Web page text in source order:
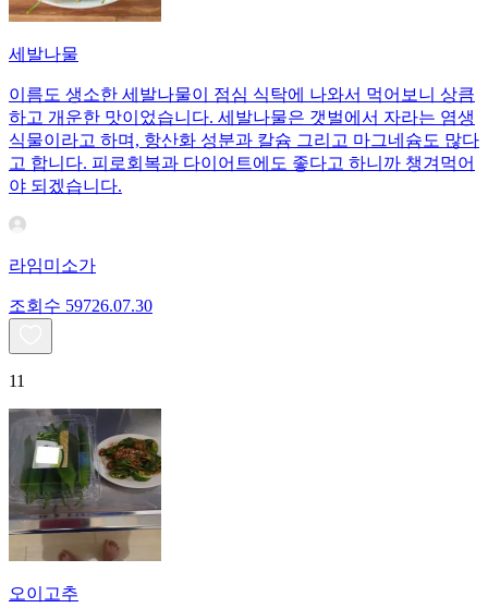
세발나물
이름도 생소한 세발나물이 점심 식탁에 나와서 먹어보니 상큼
하고 개운한 맛이었습니다. 세발나물은 갯벌에서 자라는 염생
식물이라고 하며, 항산화 성분과 칼슘 그리고 마그네슘도 많다
고 합니다. 피로회복과 다이어트에도 좋다고 하니까 챙겨먹어
야 되겠습니다.
라임미소가
조회수 59726.07.30
11
오이고추